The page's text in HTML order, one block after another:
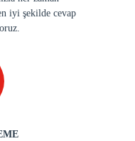
iyi şekilde cevap